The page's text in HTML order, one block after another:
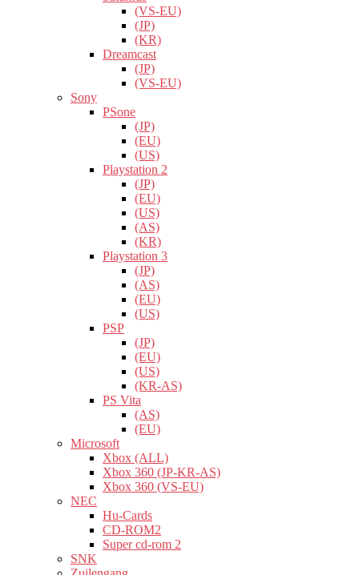
(VS-EU)
(JP)
(KR)
Dreamcast
(JP)
(VS-EU)
Sony
PSone
(JP)
(EU)
(US)
Playstation 2
(JP)
(EU)
(US)
(AS)
(KR)
Playstation 3
(JP)
(AS)
(EU)
(US)
PSP
(JP)
(EU)
(US)
(KR-AS)
PS Vita
(AS)
(EU)
Microsoft
Xbox (ALL)
Xbox 360 (JP-KR-AS)
Xbox 360 (VS-EU)
NEC
Hu-Cards
CD-ROM2
Super cd-rom 2
SNK